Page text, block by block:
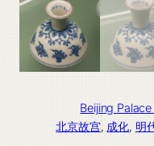
Beijing
北京故宫, 成化, 明